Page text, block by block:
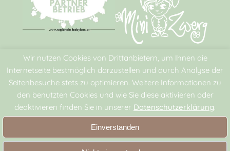
Wir nutzen Cookies von Drittanbietern, um Ihnen die
Internetseite bestmöglich darzustellen und durch Analyse der
Seitenbesuche stets zu optimieren. Weitere Informationen zu
den benutzten Cookies und wie Sie diese aktivieren oder
deaktivieren finden Sie in unserer Datenschutzerklärung.
Einverstanden
Rechtliches
AGB
Datenschutz
Impressum
Zahlungsmöglichkeiten